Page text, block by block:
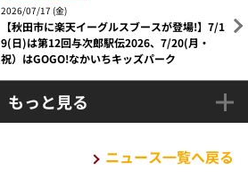
2026/07/17 (金)
【秋田市に楽天イーグルスブースが登場!】7/1
9(日)は第12回与次郎駅伝2026、7/20(月・
祝）はGOGO!なかいちキッズパーク
もっと見る
ニュース一覧へ戻る